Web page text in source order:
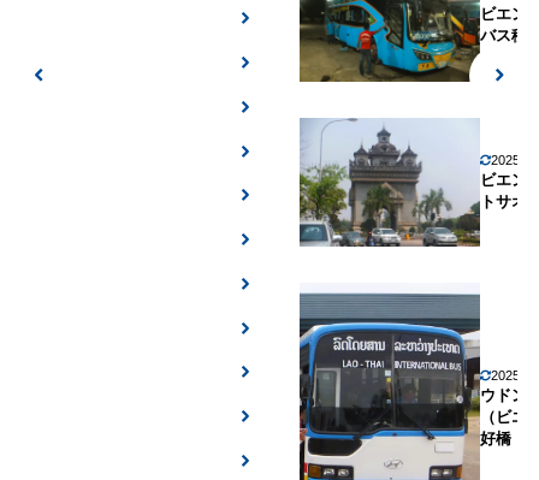
ビエン
バス移
2025年
ビエン
トサオ
2025年
ウドン
（ビ
好橋